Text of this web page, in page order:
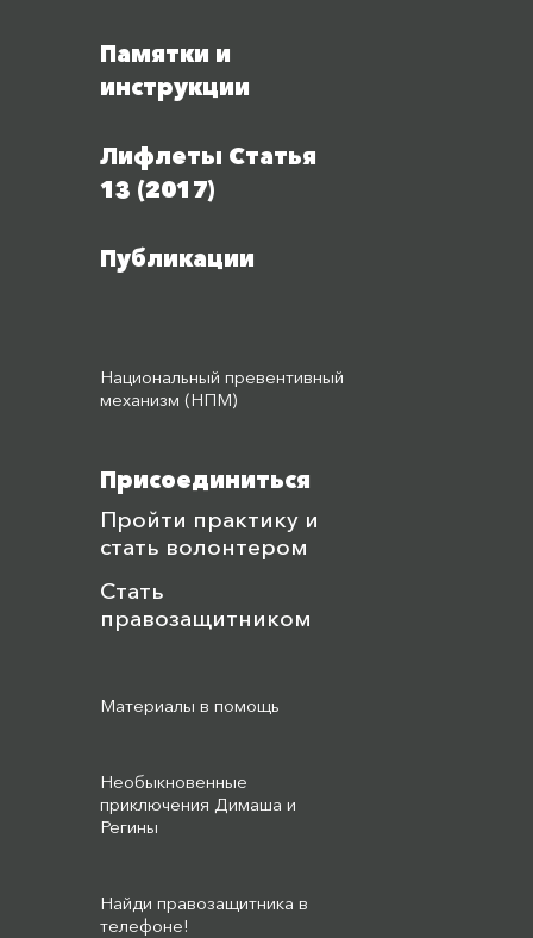
Памятки и
инструкции
Лифлеты Статья
13 (2017)
Публикации
Национальный превентивный
механизм (НПМ)
Присоединиться
Пройти практику и
стать волонтером
Стать
правозащитником
Материалы в помощь
Необыкновенные
приключения Димаша и
Регины
Найди правозащитника в
телефоне!